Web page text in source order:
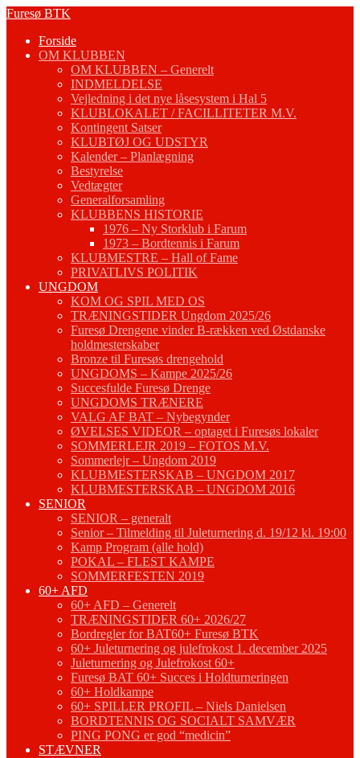
Fortsæt
indhold
Furesø BTK
Forside
OM KLUBBEN
OM KLUBBEN – Generelt
INDMELDELSE
Vejledning i det nye låsesystem i Hal 5
KLUBLOKALET / FACILLITETER M.V.
Kontingent Satser
KLUBTØJ OG UDSTYR
Kalender – Planlægning
Bestyrelse
Vedtægter
Generalforsamling
KLUBBENS HISTORIE
1976 – Ny Storklub i Farum
1973 – Bordtennis i Farum
KLUBMESTRE – Hall of Fame
PRIVATLIVS POLITIK
UNGDOM
KOM OG SPIL MED OS
TRÆNINGSTIDER Ungdom 2025/26
Furesø Drengene vinder B-rækken ved Østdanske
holdmesterskaber
Bronze til Furesøs drengehold
UNGDOMS – Kampe 2025/26
Succesfulde Furesø Drenge
UNGDOMS TRÆNERE
VALG AF BAT – Nybegynder
ØVELSES VIDEOR – optaget i Furesøs lokaler
SOMMERLEJR 2019 – FOTOS M.V.
Sommerlejr – Ungdom 2019
KLUBMESTERSKAB – UNGDOM 2017
KLUBMESTERSKAB – UNGDOM 2016
SENIOR
SENIOR – generalt
Senior – Tilmelding til Juleturnering d. 19/12 kl. 19:00
Kamp Program (alle hold)
POKAL – FLEST KAMPE
SOMMERFESTEN 2019
60+ AFD
60+ AFD – Generelt
TRÆNINGSTIDER 60+ 2026/27
Bordregler for BAT60+ Furesø BTK
60+ Juleturnering og julefrokost 1. december 2025
Juleturnering og Julefrokost 60+
Furesø BAT 60+ Succes i Holdturneringen
60+ Holdkampe
60+ SPILLER PROFIL – Niels Danielsen
BORDTENNIS OG SOCIALT SAMVÆR
PING PONG er god “medicin”
STÆVNER